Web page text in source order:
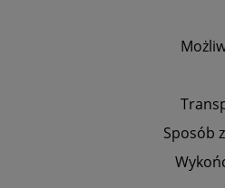
Sposób